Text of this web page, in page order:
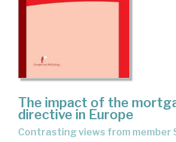
The impact of the
directive in Europe
contrasting views from member